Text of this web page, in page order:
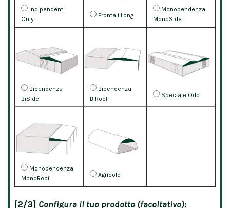
Indipendenti
Only
Frontali Long
Monopendenza
MonoSide
Bipendenza
BiSide
Bipendenza
BiRoof
Speciale Odd
Monopendenza
MonoRoof
Agricolo
[2/3] Configura il tuo prodotto (facoltativo):